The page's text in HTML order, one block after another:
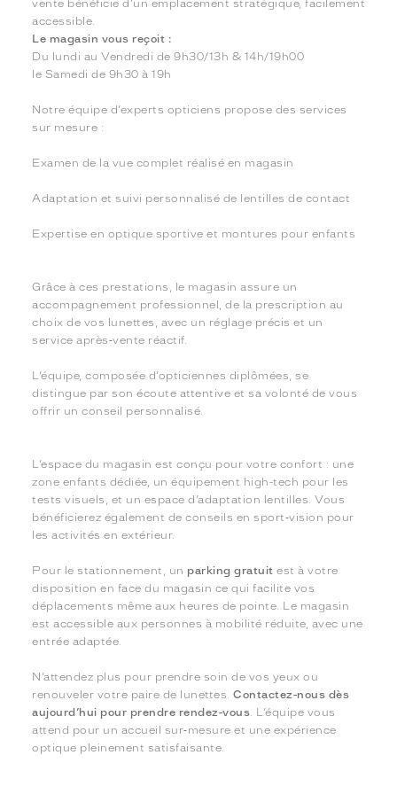
vente bénéficie d’un emplacement stratégique, facilement
accessible.
Le magasin vous reçoit :
Du lundi au Vendredi de 9h30/13h & 14h/19h00
le Samedi de 9h30 à 19h
Notre équipe d’experts opticiens propose des services
sur mesure :
Examen de la vue complet réalisé en magasin
Adaptation et suivi personnalisé de lentilles de contact
Expertise en optique sportive et montures pour enfants
Grâce à ces prestations, le magasin assure un
accompagnement professionnel, de la prescription au
choix de vos lunettes, avec un réglage précis et un
service après‑vente réactif.
L’équipe, composée d’opticiennes diplômées, se
distingue par son écoute attentive et sa volonté de vous
offrir un conseil personnalisé.
L’espace du magasin est conçu pour votre confort : une
zone enfants dédiée, un équipement high-tech pour les
tests visuels, et un espace d’adaptation lentilles. Vous
bénéficierez également de conseils en sport‑vision pour
les activités en extérieur.
Pour le stationnement, un parking gratuitest à votre
disposition en face du magasin ce qui facilite vos
déplacements même aux heures de pointe. Le magasin
est accessible aux personnes à mobilité réduite, avec une
entrée adaptée.
N’attendez plus pour prendre soin de vos yeux ou
renouveler votre paire de lunettes.Contactez-nous dès
aujourd’hui pour prendre rendez-vous. L’équipe vous
attend pour un accueil sur‑mesure et une expérience
optique pleinement satisfaisante.